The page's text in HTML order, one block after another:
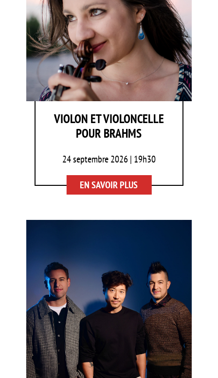
VIOLON ET VIOLONCELLE
POUR BRAHMS
24 septembre 2026 | 19h30
EN SAVOIR PLUS